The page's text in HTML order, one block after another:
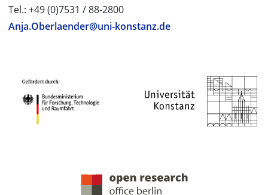
Tel.: +49 (0)7531 / 88-2800
Anja.Oberlaender@uni-konstanz.de